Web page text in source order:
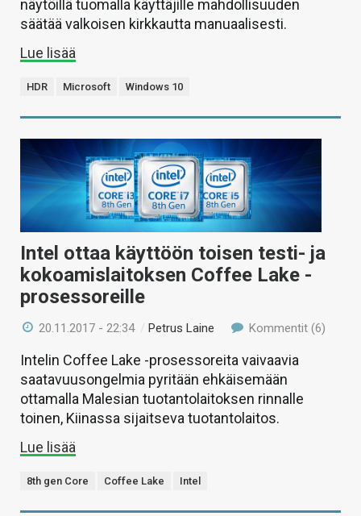
näytöillä tuomalla käyttäjille mahdollisuuden
säätää valkoisen kirkkautta manuaalisesti.
Lue lisää
HDR Microsoft Windows 10
Intel ottaa käyttöön toisen testi- ja
kokoamislaitoksen Coffee Lake -
prosessoreille
20.11.2017 - 22:34 /Petrus Laine Kommentit (6)
Intelin Coffee Lake -prosessoreita vaivaavia
saatavuusongelmia pyritään ehkäisemään
ottamalla Malesian tuotantolaitoksen rinnalle
toinen, Kiinassa sijaitseva tuotantolaitos.
Lue lisää
8th gen Core Coffee Lake Intel